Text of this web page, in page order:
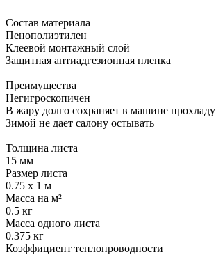
Состав материала
Пенополиэтилен
Клеевой монтажный слой
Защитная антиадгезионная пленка
Преимущества
Негигроскопичен
В жару долго сохраняет в машине прохладу
Зимой не дает салону остывать
Толщина листа
15 мм
Размер листа
0.75 х 1 м
Масса на м²
0.5 кг
Масса одного листа
0.375 кг
Коэффициент теплопроводности